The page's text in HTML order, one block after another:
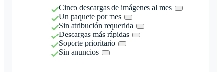
Cinco descargas de imágenes al mes
Un paquete por mes
Sin atribución requerida
Descargas más rápidas
Soporte prioritario
Sin anuncios